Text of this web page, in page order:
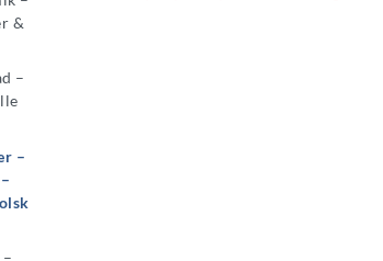
&
–
–